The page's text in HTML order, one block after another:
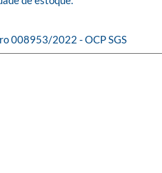
008953/2022 - OCP SGS